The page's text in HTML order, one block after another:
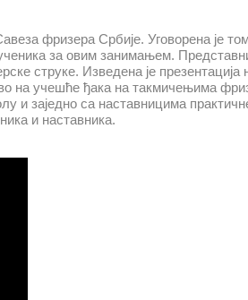
фризера Србије. Уговорена је
за овим занимањем.
струке. Изведена је презентација
на учешће ђака на такмичењима
и заједно са наставницима
и наставника.